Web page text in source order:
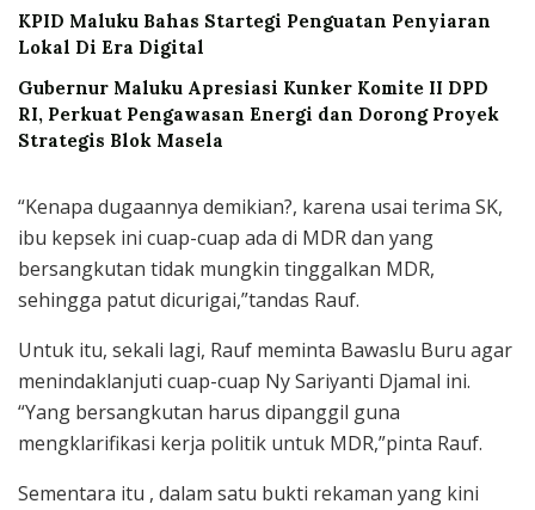
KPID Maluku Bahas Startegi Penguatan Penyiaran
Lokal Di Era Digital
Gubernur Maluku Apresiasi Kunker Komite II DPD
RI, Perkuat Pengawasan Energi dan Dorong Proyek
Strategis Blok Masela
“Kenapa dugaannya demikian?, karena usai terima SK,
ibu kepsek ini cuap-cuap ada di MDR dan yang
bersangkutan tidak mungkin tinggalkan MDR,
sehingga patut dicurigai,”tandas Rauf.
Untuk itu, sekali lagi, Rauf meminta Bawaslu Buru agar
menindaklanjuti cuap-cuap Ny Sariyanti Djamal ini.
“Yang bersangkutan harus dipanggil guna
mengklarifikasi kerja politik untuk MDR,”pinta Rauf.
Sementara itu , dalam satu bukti rekaman yang kini